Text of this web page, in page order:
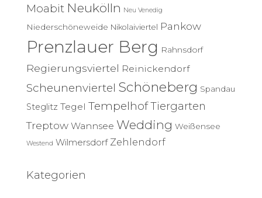
Moabit Neukölln Neu Venedig
Niederschöneweide Nikolaiviertel Pankow
Prenzlauer Berg Rahnsdorf
Regierungsviertel Reinickendorf
Scheunenviertel Schöneberg Spandau
Steglitz Tegel TempelhofTiergarten
Treptow Wannsee Wedding Weißensee
Westend Wilmersdorf Zehlendorf
Kategorien